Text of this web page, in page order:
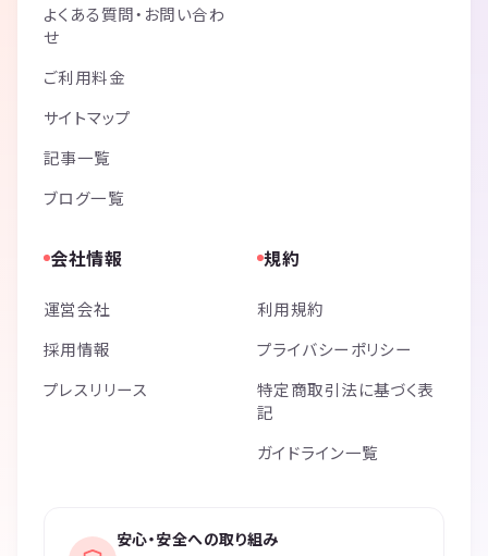
よくある質問・お問い合わ
せ
ご利用料金
サイトマップ
記事一覧
ブログ一覧
会社情報
運営会社
採用情報
プレスリリース
規約
利用規約
プライバシーポリシー
特定商取引法に基づく表
記
ガイドライン一覧
安心・安全への取り組み